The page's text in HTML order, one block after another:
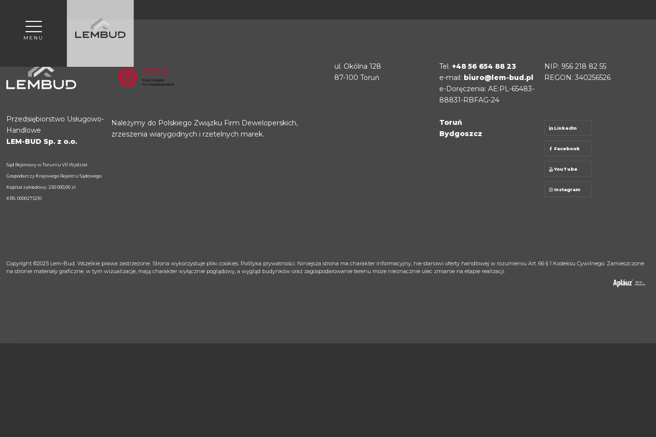
MENU
Przedsiębiorstwo Usługowo-
Handlowe
LEM-BUD Sp. z o.o.
Sąd Rejonowy w Toruniu VII Wydział
Gospodarczy Krajowego Rejestru Sądowego
Kapitał zakładowy: 250 000,00 zł
KRS: 0000273210
Należymy do Polskiego Związku Firm Deweloperskich,
zrzeszenia wiarygodnych i rzetelnych marek.
ul. Okólna 128
87-100 Toruń
Tel.+48 56 654 88 23
e-mail: biuro@lem-bud.pl
e-Doręczenia: AE:PL-65483-
88831-RBFAG-24
Toruń
Bydgoszcz
NIP: 956 218 82 55
REGON: 340256526
LinkedIn
Facebook
YouTube
Instagram
Copyright ©2025 Lem-Bud . Wszelkie prawa zastrzeżone. Strona wykorzystuje pliki cookies. Polityka prywatności . Niniejsza strona ma charakter informacyjny, nie stanowi oferty handlowej w rozumieniu Art. 66 § 1 Kodeksu Cywilnego. Zamieszczone
na stronie materiały graficzne, w tym wizualizacje, mają charakter wyłącznie poglądowy, a wygląd budynków oraz zagospodarowanie terenu może nieznacznie ulec zmianie na etapie realizacji.